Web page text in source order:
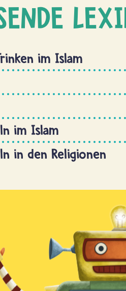
im Islam
im Islam
in den Religionen